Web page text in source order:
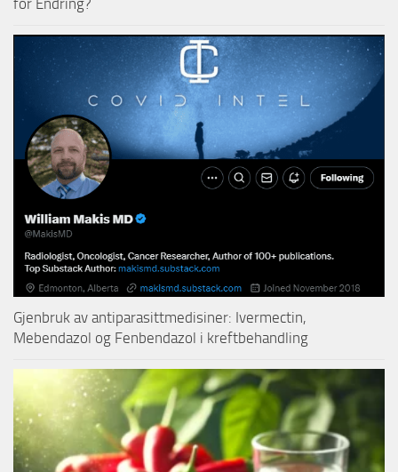
Gjenbruk av antiparasittmedisiner: Ivermectin,
Mebendazol og Fenbendazol i kreftbehandling